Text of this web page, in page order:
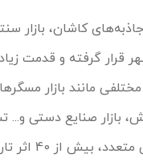
کاشان، بازار
قرار گرفته و قدمت
مانند بازار مسگرها،
بازار صنایع دستی
علاوه بر